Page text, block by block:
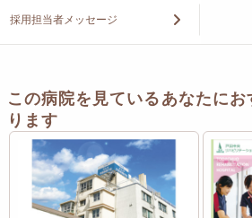
採用担当者メッセージ
この病院を見ているあなたにお
ります